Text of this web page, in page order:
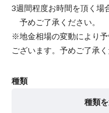
3週間程度お時間を頂く場
予めご了承ください。
※地金相場の変動により
ございます。予めご了承く
種類
種類